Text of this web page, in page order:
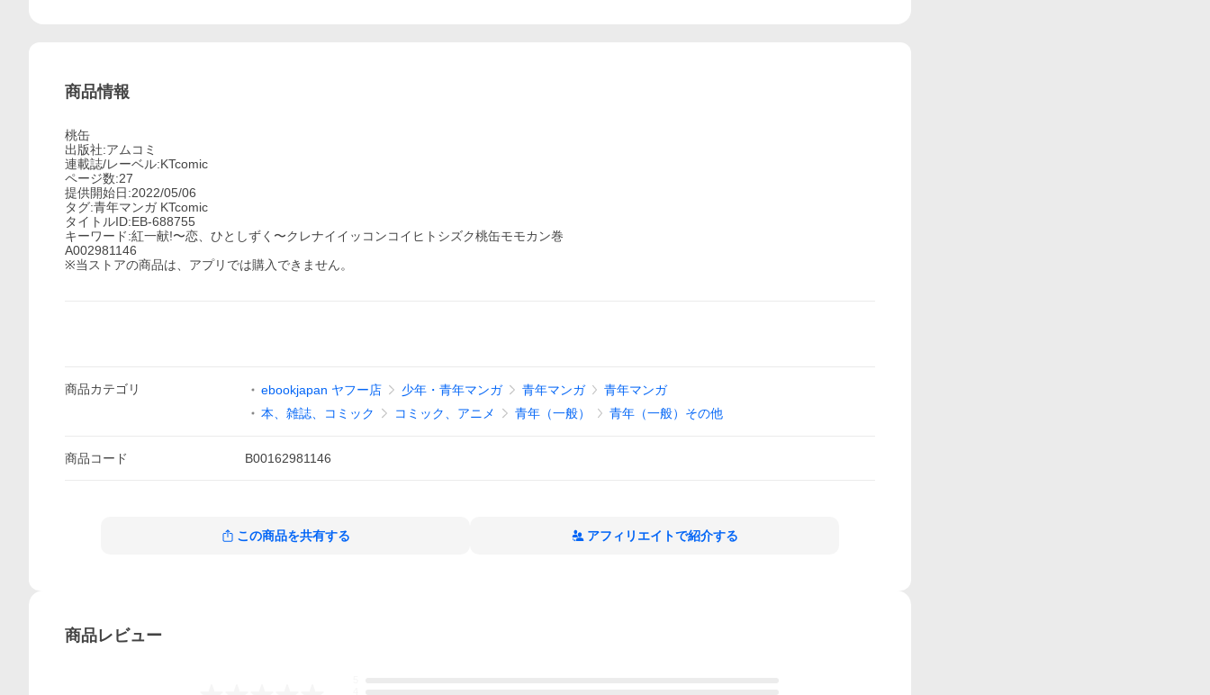
商品情報
桃缶
出版社:アムコミ
連載誌/レーベル:KTcomic
ページ数:27
提供開始日:2022/05/06
タグ:青年マンガ KTcomic
タイトルID:EB-688755
キーワード:紅一献!〜恋、ひとしずく〜クレナイイッコンコイヒトシズク桃缶モモカン巻
A002981146
※当ストアの商品は、アプリでは購入できません。
商品カテゴリ ebookjapan ヤフー店 少年・青年マンガ 青年マンガ
青年マンガ
本、雑誌、コミック
コミック、アニメ 青年（一般） 青年（一般）その他
商品コード B00162981146
この商品を共有する アフィリエイトで紹介する
商品レビュー